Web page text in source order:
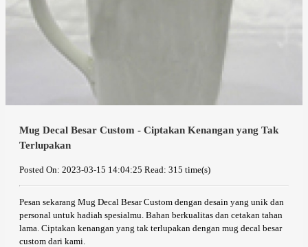
Mug Decal Besar Custom - Ciptakan Kenangan yang Tak
Terlupakan
Posted On: 2023-03-15 14:04:25 Read: 315 time(s)
Pesan sekarang Mug Decal Besar Custom dengan desain yang unik dan
personal untuk hadiah spesialmu. Bahan berkualitas dan cetakan tahan
lama. Ciptakan kenangan yang tak terlupakan dengan mug decal besar
custom dari kami.